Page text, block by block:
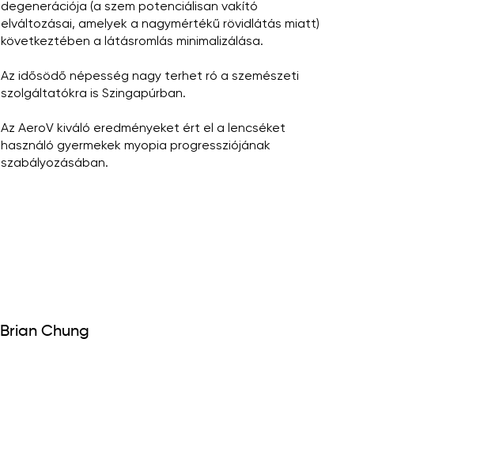
degenerációja (a szem potenciálisan vakító
elváltozásai, amelyek a nagymértékű rövidlátás miatt)
következtében a látásromlás minimalizálása.
Az idősödő népesség nagy terhet ró a szemészeti
szolgáltatókra is Szingapúrban.
Az AeroV kiváló eredményeket ért el a lencséket
használó gyermekek myopia progressziójának
szabályozásában.
Brian Chung